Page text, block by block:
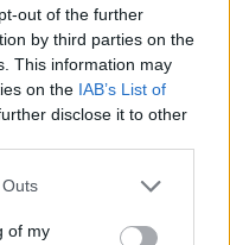
out of the further
by third parties on the
This information may
on the IAB’s List of
disclose it to other
one or more Google
You may click to
of my
Αθηνών, που
μιλά για τον